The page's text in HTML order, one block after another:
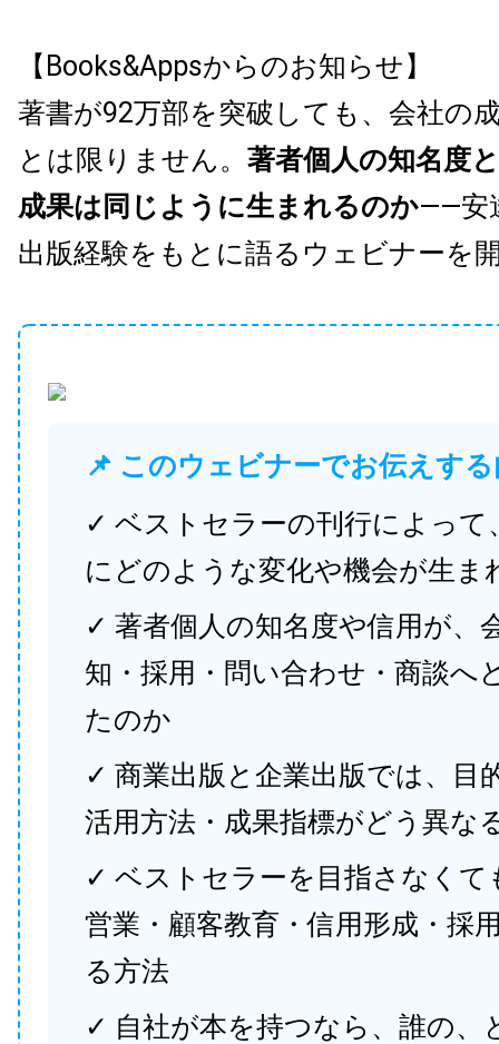
【Books&Appsからのお知らせ】
著書が92万部を突破しても、会社の
とは限りません。 著者個人の知名度
成果は同じように生まれるのか——安
出版経験をもとに語るウェビナーを
📌 このウェビナーでお伝えす
✓ ベストセラーの刊行によって
にどのような変化や機会が生ま
✓ 著者個人の知名度や信用が、
知・採用・問い合わせ・商談へ
たのか
✓ 商業出版と企業出版では、目
活用方法・成果指標がどう異な
✓ ベストセラーを目指さなくて
営業・顧客教育・信用形成・採
る方法
✓ 自社が本を持つなら、誰の、